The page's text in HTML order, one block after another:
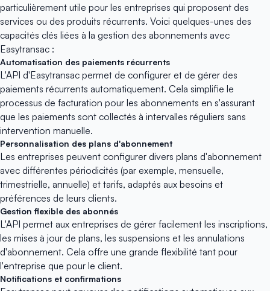
particulièrement utile pour les entreprises qui proposent des
services ou des produits récurrents. Voici quelques-unes des
capacités clés liées à la gestion des abonnements avec
Easytransac :
Automatisation des paiements récurrents
L'API d'Easytransac permet de configurer et de gérer des
paiements récurrents automatiquement. Cela simplifie le
processus de facturation pour les abonnements en s'assurant
que les paiements sont collectés à intervalles réguliers sans
intervention manuelle.
Personnalisation des plans d'abonnement
Les entreprises peuvent configurer divers plans d'abonnement
avec différentes périodicités (par exemple, mensuelle,
trimestrielle, annuelle) et tarifs, adaptés aux besoins et
préférences de leurs clients.
Gestion flexible des abonnés
L'API permet aux entreprises de gérer facilement les inscriptions,
les mises à jour de plans, les suspensions et les annulations
d'abonnement. Cela offre une grande flexibilité tant pour
l'entreprise que pour le client.
Notifications et confirmations